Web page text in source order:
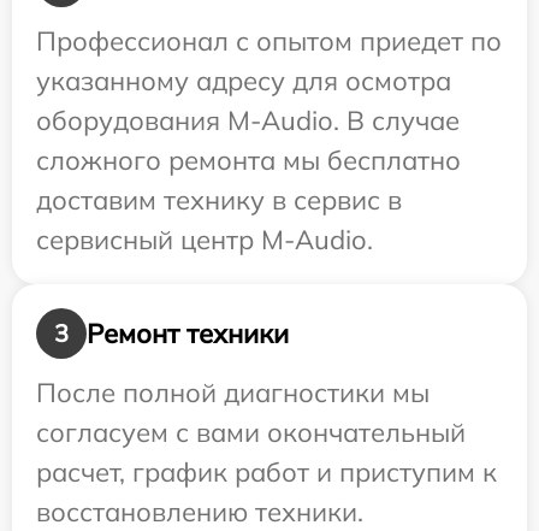
Профессионал с опытом приедет по
указанному адресу для осмотра
оборудования M-Audio. В случае
сложного ремонта мы бесплатно
доставим технику в сервис в
сервисный центр M-Audio.
3
Ремонт техники
После полной диагностики мы
согласуем с вами окончательный
расчет, график работ и приступим к
восстановлению техники.